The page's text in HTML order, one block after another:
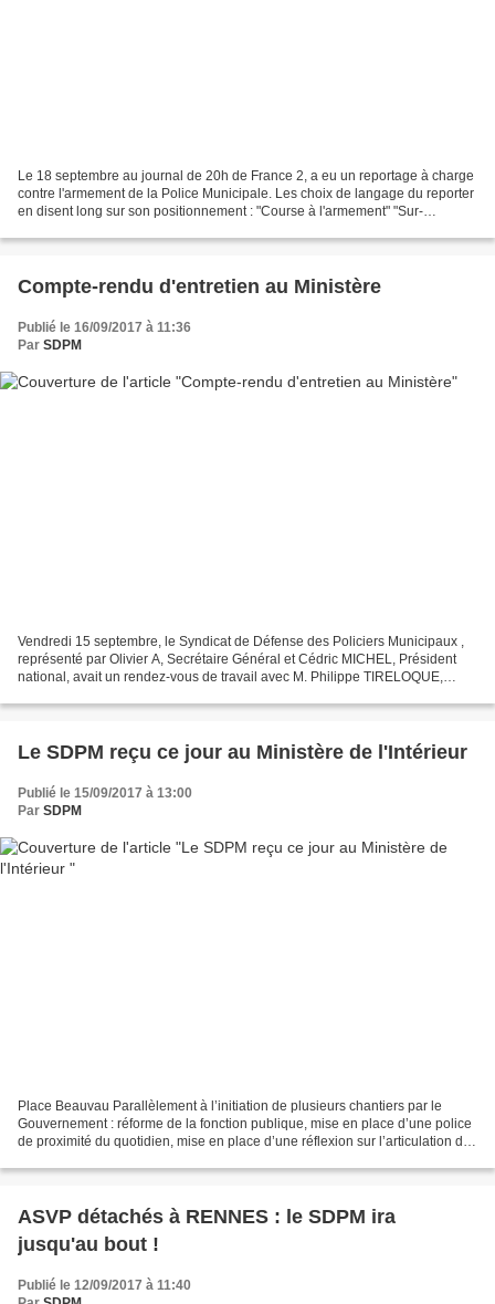
Le 18 septembre au journal de 20h de France 2, a eu un reportage à charge
contre l'armement de la Police Municipale. Les choix de langage du reporter
en disent long sur son positionnement : "Course à l'armement" "Sur-
Compte-rendu d'entretien au Ministère
Publié le 16/09/2017 à 11:36
Par SDPM
Vendredi 15 septembre, le Syndicat de Défense des Policiers Municipaux ,
représenté par Olivier A, Secrétaire Général et Cédric MICHEL, Président
national, avait un rendez-vous de travail avec M. Philippe TIRELOQUE,
Le SDPM reçu ce jour au Ministère de l'Intérieur
Publié le 15/09/2017 à 13:00
Par SDPM
Place Beauvau Parallèlement à l’initiation de plusieurs chantiers par le
Gouvernement : réforme de la fonction publique, mise en place d’une police
de proximité du quotidien, mise en place d’une réflexion sur l’articulation des
ASVP détachés à RENNES : le SDPM ira
jusqu'au bout !
Publié le 12/09/2017 à 11:40